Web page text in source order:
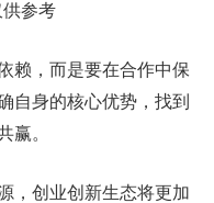
参考
赖，而是要在合作中保
自身的核心优势，找到
赢。
，创业创新生态将更加